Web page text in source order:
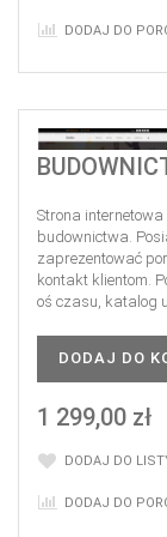
DODAJ DO
Strona
budownictwa.
zaprezentować
kontakt klientom.
oś czasu, katalog
DODAJ DO
1 299,00 zł
DODAJ DO
DODAJ DO